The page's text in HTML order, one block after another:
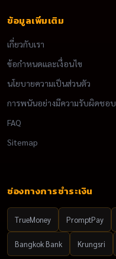
ข้อมูลเพิ่มเติม
เกี่ยวกับเรา
ข้อกำหนดและเงื่อนไข
นโยบายความเป็นส่วนตัว
การพนันอย่างมีความรับผิดชอบ
FAQ
Sitemap
ช่องทางการชำระเงิน
TrueMoney PromptPay
Bangkok Bank Krungsri